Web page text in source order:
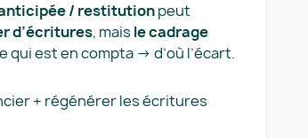
/ restitutionpeut
d’écritures, mais le cadrage
qui est en compta → d’où l’écart.
+ régénérer les écritures